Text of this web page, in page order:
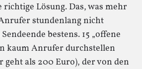
Lösung. Das, was mehr
stundenlang nicht
bestens. 15 „offene
kaum Anrufer durchstellen
geht als 200 Euro), der von den